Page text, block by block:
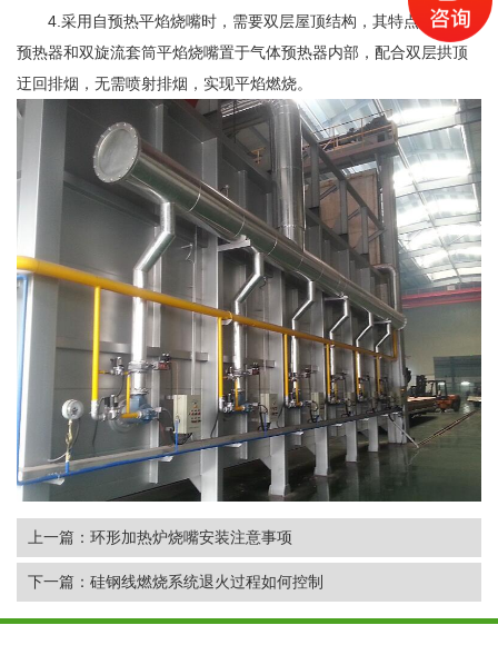
4.采用自预热平焰烧嘴时，需要双层屋顶结构，其特点是将空气
预热器和双旋流套筒平焰烧嘴置于气体预热器内部，配合双层拱顶
迂回排烟，无需喷射排烟，实现平焰燃烧。
上一篇：环形加热炉烧嘴安装注意事项
下一篇：硅钢线燃烧系统退火过程如何控制